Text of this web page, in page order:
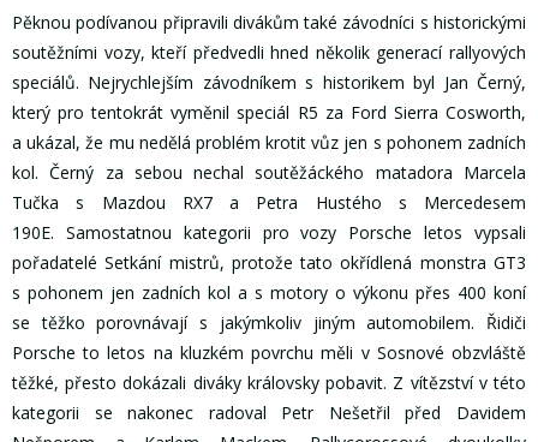
Pěknou podívanou připravili divákům také závodníci s historickými
soutěžními vozy, kteří předvedli hned několik generací rallyových
speciálů. Nejrychlejším závodníkem s historikem byl Jan Černý,
který pro tentokrát vyměnil speciál R5 za Ford Sierra Cosworth,
a ukázal, že mu nedělá problém krotit vůz jen s pohonem zadních
kol. Černý za sebou nechal soutěžáckého matadora Marcela
Tučka s Mazdou RX7 a Petra Hustého s Mercedesem
190E. Samostatnou kategorii pro vozy Porsche letos vypsali
pořadatelé Setkání mistrů, protože tato okřídlená monstra GT3
s pohonem jen zadních kol a s motory o výkonu přes 400 koní
se těžko porovnávají s jakýmkoliv jiným automobilem. Řidiči
Porsche to letos na kluzkém povrchu měli v Sosnové obzvláště
těžké, přesto dokázali diváky královsky pobavit. Z vítězství v této
kategorii se nakonec radoval Petr Nešetřil před Davidem